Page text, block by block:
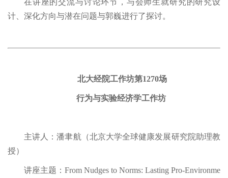
在讲座的交流与讨论环节，与会师生就研究的研究设
计、深化方向与潜在问题与郭巍进行了探讨。
北大经院工作坊第1270场
行为与实验经济学工作坊
主讲人：潘聿航（北京大学全球健康发展研究院助理教
授）
讲座主题：From Nudges to Norms: Lasting Pro-Environme